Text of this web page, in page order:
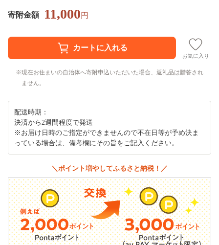
寄附金額 11,000円
お気に入り
現在お住まいの自治体へ寄附申込いただいた場合、返礼品は贈答され
ません。
配送時期：
決済から2週間程度で発送
※お届け日時のご指定ができませんので不在日等が予め決ま
っている場合は、備考欄にその旨をご記入ください。
＼ポイント増やしてふるさと納税！／